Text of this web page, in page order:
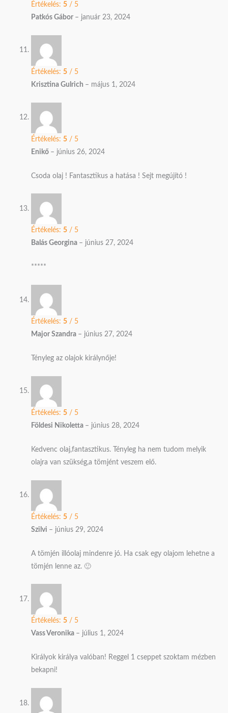
Értékelés:5 / 5
Patkós Gábor – január 23, 2024
Értékelés:5 / 5
Krisztina Gulrich – május 1, 2024
Értékelés:5 / 5
Enikő – június 26, 2024
Csoda olaj ! Fantasztikus a hatása ! Sejt megújító !
Értékelés:5 / 5
Balás Georgina – június 27, 2024
*****
Értékelés:5 / 5
Major Szandra – június 27, 2024
Tényleg az olajok királynője!
Értékelés:5 / 5
Földesi Nikoletta – június 28, 2024
Kedvenc olaj,fantasztikus. Tényleg ha nem tudom melyik
olajra van szükség,a tömjént veszem elő.
Értékelés:5 / 5
Szilvi – június 29, 2024
A tömjén illóolaj mindenre jó. Ha csak egy olajom lehetne a
tömjén lenne az. 🙂
Értékelés:5 / 5
Vass Veronika – július 1, 2024
Királyok királya valóban! Reggel 1 cseppet szoktam mézben
bekapni!